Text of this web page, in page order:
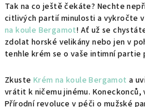
Tak na co ještě čekáte? Nechte
citlivých partií minulosti a vykročte
na koule Bergamot! Ať už se
zdolat horské velikány nebo jen v
tenhle krém se o vaše intimní partie
Zkuste Krém na koule Bergamot a
vrátit k ničemu jinému.
Přírodní revoluce v péči o mužské